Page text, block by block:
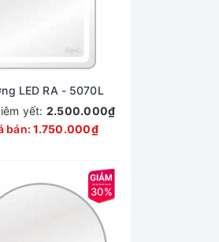
LED RA - 5070L
yết: 2.500.000₫
bán:1.750.000₫
30%